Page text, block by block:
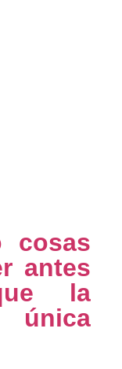
cosas
antes
la